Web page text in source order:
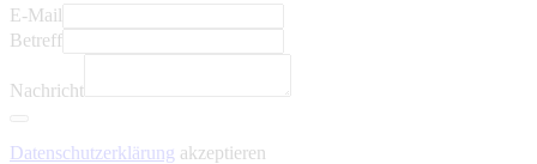
E-Mail
Betreff
Nachricht
Datenschutzerklärung akzeptieren